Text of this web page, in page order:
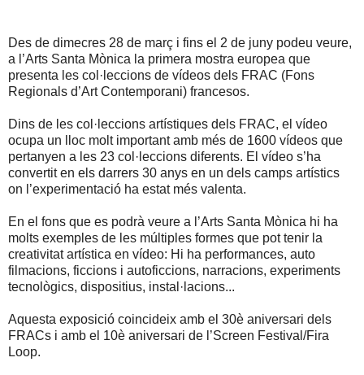
Des de dimecres 28 de març i fins el 2 de juny podeu veure,
a l’Arts Santa Mònica la primera mostra europea que
presenta les col·leccions de vídeos dels FRAC (Fons
Regionals d’Art Contemporani) francesos.
Dins de les col·leccions artístiques dels FRAC, el vídeo
ocupa un lloc molt important amb més de 1600 vídeos que
pertanyen a les 23 col·leccions diferents. El vídeo s’ha
convertit en els darrers 30 anys en un dels camps artístics
on l’experimentació ha estat més valenta.
En el fons que es podrà veure a l’Arts Santa Mònica hi ha
molts exemples de les múltiples formes que pot tenir la
creativitat artística en vídeo: Hi ha performances, auto
filmacions, ficcions i autoficcions, narracions, experiments
tecnològics, dispositius, instal·lacions...
Aquesta exposició coincideix amb el 30è aniversari dels
FRACs i amb el 10è aniversari de l’Screen Festival/Fira
Loop.